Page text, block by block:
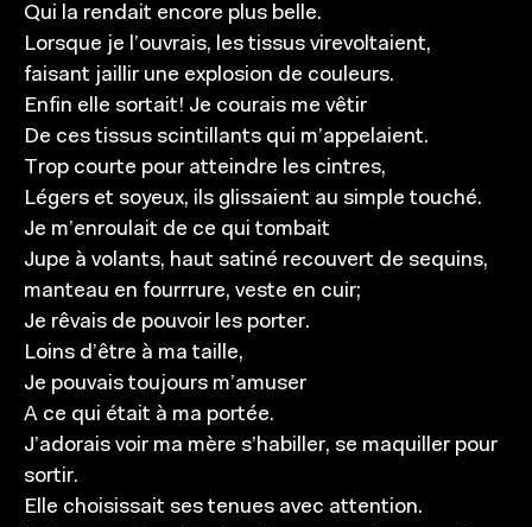
Qui la rendait encore plus belle.
Lorsque je l’ouvrais, les tissus virevoltaient,
faisant jaillir une explosion de couleurs.
Enfin elle sortait! Je courais me vêtir
De ces tissus scintillants qui m’appelaient.
Trop courte pour atteindre les cintres,
Légers et soyeux, ils glissaient au simple touché.
Je m’enroulait de ce qui tombait
Jupe à volants, haut satiné recouvert de sequins,
manteau en fourrrure, veste en cuir;
Je rêvais de pouvoir les porter.
Loins d’être à ma taille,
Je pouvais toujours m’amuser
A ce qui était à ma portée.
J’adorais voir ma mère s’habiller, se maquiller pour
sortir.
Elle choisissait ses tenues avec attention.